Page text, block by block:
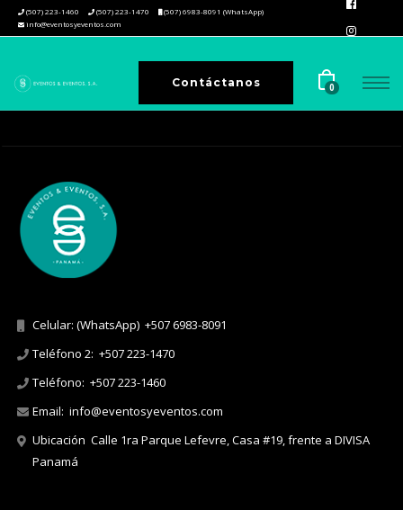
(507) 223-1460 (507) 223-1470
(507) 6983-8091 (WhatsApp)
info@eventosyeventos.com
Contáctanos 0
Celular: (WhatsApp) +507 6983-8091
Teléfono 2: +507 223-1470
Teléfono: +507 223-1460
Email: info@eventosyeventos.com
Ubicación Calle 1ra Parque Lefevre, Casa #19, frente a DIVISA
Panamá